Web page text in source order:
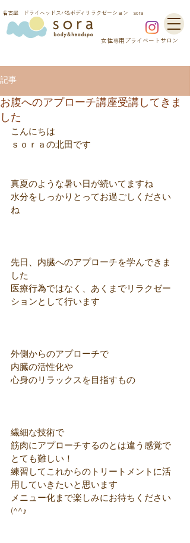
​名古屋 ドライヘッドスパ&ボディリラクゼーション sora
​女性専用プライベートサロン
記事
お腹へのアプローチ講座受講してきま
した
こんにちは
ｓｏｒａの北田です
真夏のような暑い日が続いてますね
水分をしっかりとってお過ごしください
ね
先日、内臓へのアプローチを学んできま
した
医療行為ではなく、あくまでリラクゼー
ションとして行います
外側からのアプローチで
内臓の活性化や
心身のリラックスを目指すもの
繊細な技術で
筋肉にアプローチするのとは違う感覚で
とても難しい！
練習してこれからのトリートメントに活
用していきたいと思います
メニュー化まで楽しみにお待ちください
(^^♪